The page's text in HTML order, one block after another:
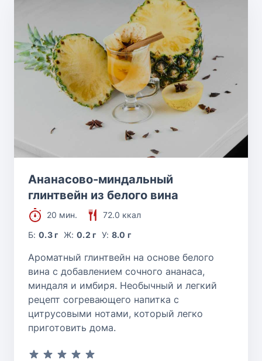
Ананасово-миндальный
глинтвейн из белого вина
20 мин.
72.0 ккал
Б:0.3 г Ж: 0.2 г У: 8.0 г
Ароматный глинтвейн на основе белого
вина с добавлением сочного ананаса,
миндаля и имбиря. Необычный и легкий
рецепт согревающего напитка с
цитрусовыми нотами, который легко
приготовить дома.